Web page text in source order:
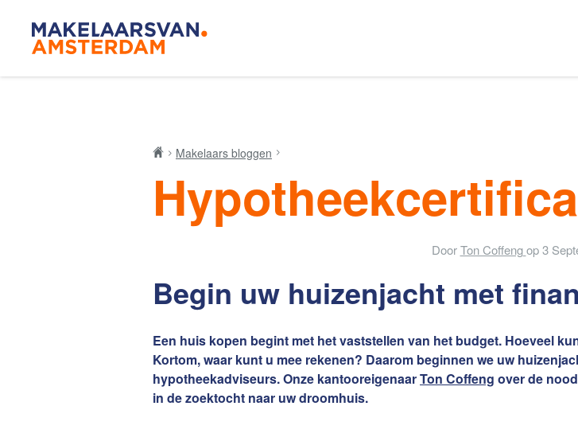
Onze makelaars Onze
Huis kopen Uw
Contact
Redactie Makelaars
Makelaars bloggen
DoorTon Coffeng op3
Begin uw huizenjacht met
Een huis kopen begint met het vaststellen van het budget. Hoeveel
Kortom, waar kunt u mee rekenen? Daarom beginnen we uw
hypotheekadviseurs. Onze kantooreigenaarTon Coffeng over de
in de zoektocht naar uw droomhuis.